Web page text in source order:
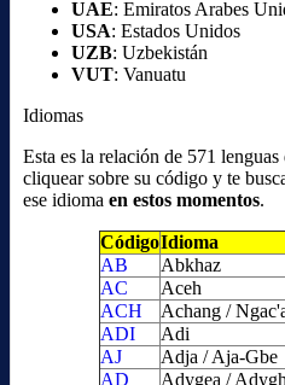
UAE: Emiratos Arabes
USA: Estados Unidos
UZB: Uzbekistán
VUT: Vanuatu
Idiomas
Esta es la relación de 571
cliquear sobre su código y te
ese idioma en estos momentos.
CódigoIdioma
AB
Abkhaz
AC
Aceh
ACH
Achang /
ADI
Adi
AJ
Adja / Aja-Gbe
AD
Adygea /